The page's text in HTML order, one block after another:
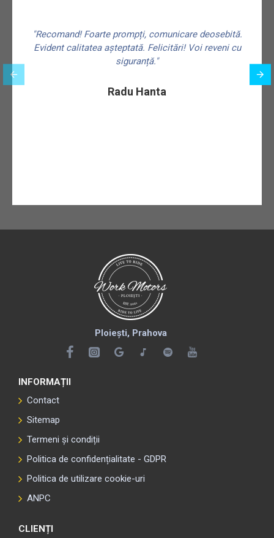
"Recomand! Foarte prompți, comunicare deosebită.
Evident calitatea așteptată. Felicitări! Voi reveni cu
siguranță."
Radu Hanta
Ploiești, Prahova
INFORMAȚII
Contact
Sitemap
Termeni și condiții
Politica de confidențialitate - GDPR
Politica de utilizare cookie-uri
ANPC
CLIENȚI